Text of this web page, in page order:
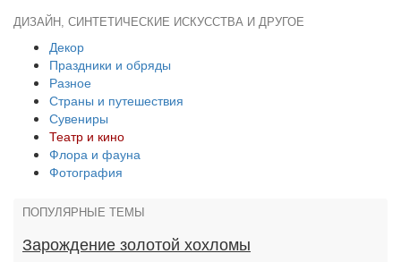
ДИЗАЙН, СИНТЕТИЧЕСКИЕ ИСКУССТВА И ДРУГОЕ
Декор
Праздники и обряды
Разное
Страны и путешествия
Сувениры
Театр и кино
Флора и фауна
Фотография
ПОПУЛЯРНЫЕ ТЕМЫ
Зарождение золотой хохломы